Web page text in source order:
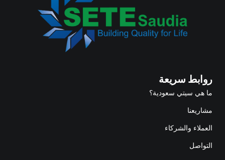
روابط سريعة
ما هي سيتي سعودية؟
مشاريعنا
العملاء والشركاء
التواصل